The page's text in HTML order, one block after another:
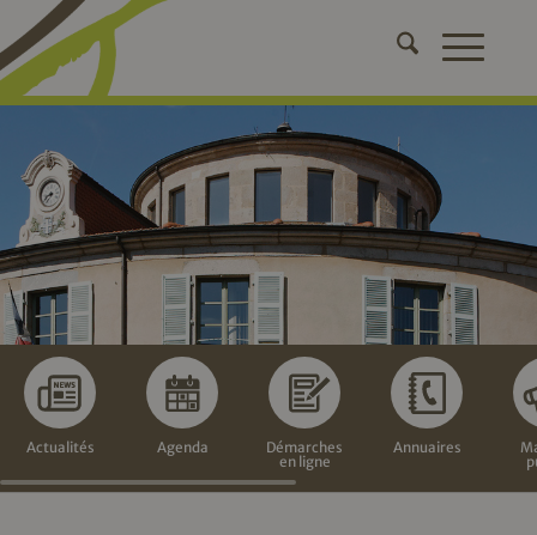
Actualités Agenda
Démarches
en ligne
Annuaires